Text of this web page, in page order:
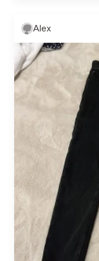
Alex